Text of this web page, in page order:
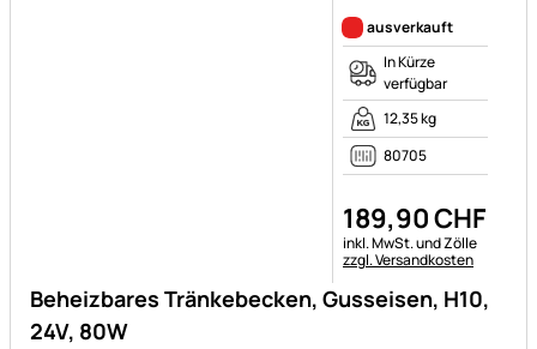
Beheizbares Tränkebecken, Gusseisen, H10,
24V, 80W
beheizbares Tränkebecken, emailliert
In Kürze
verfügbar
12,35 kg
80705
189 90 CHF
Steuerhinweis:
inkl. MwSt. und Zölle
zzgl. Versandkosten